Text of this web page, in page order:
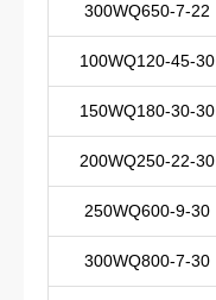
300WQ650-7-22
100WQ120-45-30
150WQ180-30-30
200WQ250-22-30
250WQ600-9-30
300WQ800-7-30